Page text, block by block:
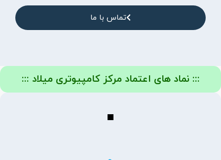
تماس با ما
::: نماد های اعتماد مرکز کامپیوتری میلاد :::